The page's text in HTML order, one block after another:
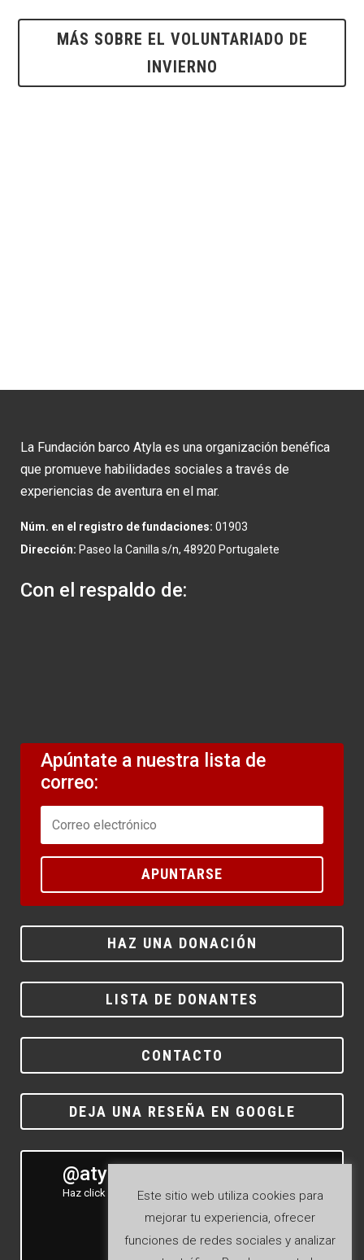
MÁS SOBRE EL VOLUNTARIADO DE
INVIERNO
La Fundación barco Atyla es una organización benéfica
que promueve habilidades sociales a través de
experiencias de aventura en el mar.
Núm. en el registro de fundaciones: 01903
Dirección: Paseo la Canilla s/n, 48920 Portugalete
Con el respaldo de:
Apúntate a nuestra lista de
correo:
APUNTARSE
HAZ UNA DONACIÓN
LISTA DE DONANTES
CONTACTO
DEJA UNA RESEÑA EN GOOGLE
@atyla_ship
Haz click para ver nuestro Instagram
Este sitio web utiliza cookies para
mejorar tu experiencia, ofrecer
funciones de redes sociales y analizar